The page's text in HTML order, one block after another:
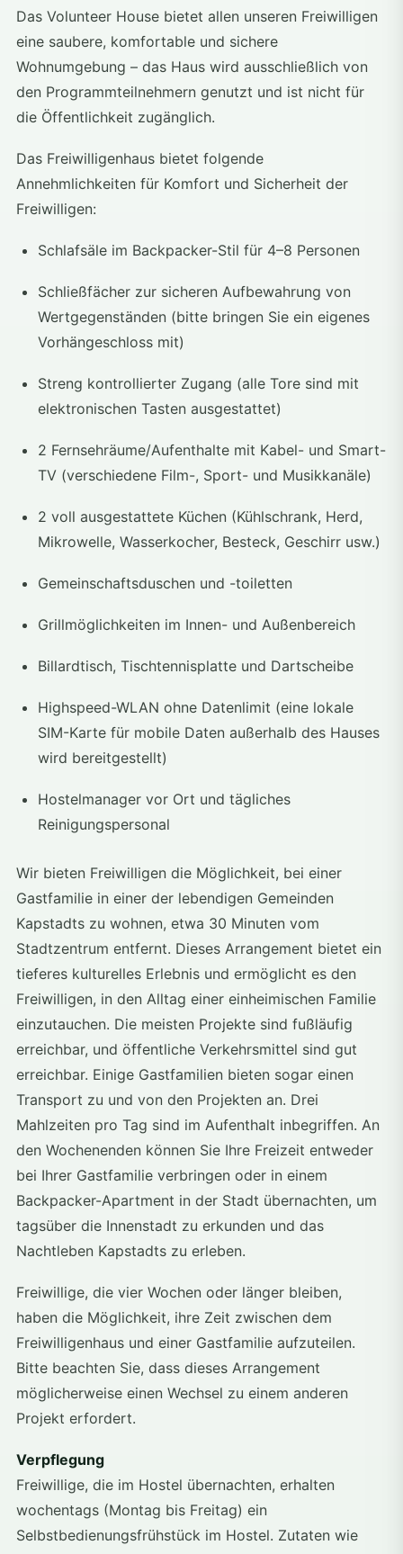
Das Volunteer House bietet allen unseren Freiwilligen
eine saubere, komfortable und sichere
Wohnumgebung – das Haus wird ausschließlich von
den Programmteilnehmern genutzt und ist nicht für
die Öffentlichkeit zugänglich.
Das Freiwilligenhaus bietet folgende
Annehmlichkeiten für Komfort und Sicherheit der
Freiwilligen:
Schlafsäle im Backpacker-Stil für 4–8 Personen
Schließfächer zur sicheren Aufbewahrung von
Wertgegenständen (bitte bringen Sie ein eigenes
Vorhängeschloss mit)
Streng kontrollierter Zugang (alle Tore sind mit
elektronischen Tasten ausgestattet)
2 Fernsehräume/Aufenthalte mit Kabel- und Smart-
TV (verschiedene Film-, Sport- und Musikkanäle)
2 voll ausgestattete Küchen (Kühlschrank, Herd,
Mikrowelle, Wasserkocher, Besteck, Geschirr usw.)
Gemeinschaftsduschen und -toiletten
Grillmöglichkeiten im Innen- und Außenbereich
Billardtisch, Tischtennisplatte und Dartscheibe
Highspeed-WLAN ohne Datenlimit (eine lokale
SIM-Karte für mobile Daten außerhalb des Hauses
wird bereitgestellt)
Hostelmanager vor Ort und tägliches
Reinigungspersonal
Wir bieten Freiwilligen die Möglichkeit, bei einer
Gastfamilie in einer der lebendigen Gemeinden
Kapstadts zu wohnen, etwa 30 Minuten vom
Stadtzentrum entfernt. Dieses Arrangement bietet ein
tieferes kulturelles Erlebnis und ermöglicht es den
Freiwilligen, in den Alltag einer einheimischen Familie
einzutauchen. Die meisten Projekte sind fußläufig
erreichbar, und öffentliche Verkehrsmittel sind gut
erreichbar. Einige Gastfamilien bieten sogar einen
Transport zu und von den Projekten an. Drei
Mahlzeiten pro Tag sind im Aufenthalt inbegriffen. An
den Wochenenden können Sie Ihre Freizeit entweder
bei Ihrer Gastfamilie verbringen oder in einem
Backpacker-Apartment in der Stadt übernachten, um
tagsüber die Innenstadt zu erkunden und das
Nachtleben Kapstadts zu erleben.
Freiwillige, die vier Wochen oder länger bleiben,
haben die Möglichkeit, ihre Zeit zwischen dem
Freiwilligenhaus und einer Gastfamilie aufzuteilen.
Bitte beachten Sie, dass dieses Arrangement
möglicherweise einen Wechsel zu einem anderen
Projekt erfordert.
Verpflegung
Freiwillige, die im Hostel übernachten, erhalten
wochentags (Montag bis Freitag) ein
Selbstbedienungsfrühstück im Hostel. Zutaten wie